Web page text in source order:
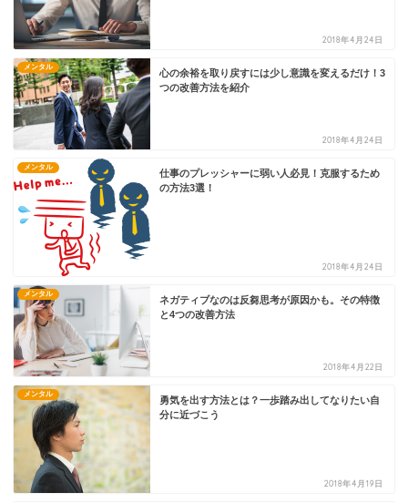
2018年4月24日
メンタル
心の余裕を取り戻すには少し意識を変えるだけ！3
つの改善方法を紹介
2018年4月24日
メンタル
仕事のプレッシャーに弱い人必見！克服するため
の方法3選！
2018年4月24日
メンタル
ネガティブなのは反芻思考が原因かも。その特徴
と4つの改善方法
2018年4月22日
メンタル
勇気を出す方法とは？一歩踏み出してなりたい自
分に近づこう
2018年4月19日